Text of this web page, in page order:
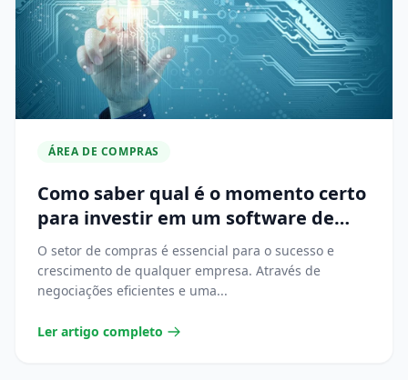
ÁREA DE COMPRAS
Como saber qual é o momento certo
para investir em um software de
compras?
O setor de compras é essencial para o sucesso e
crescimento de qualquer empresa. Através de
negociações eficientes e uma...
Ler artigo completo